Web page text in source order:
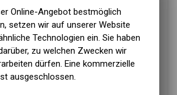
Online-Angebot bestmöglich
setzen wir auf unserer Website
Technologien ein. Sie haben
zu welchen Zwecken wir
dürfen. Eine kommerzielle
ausgeschlossen.